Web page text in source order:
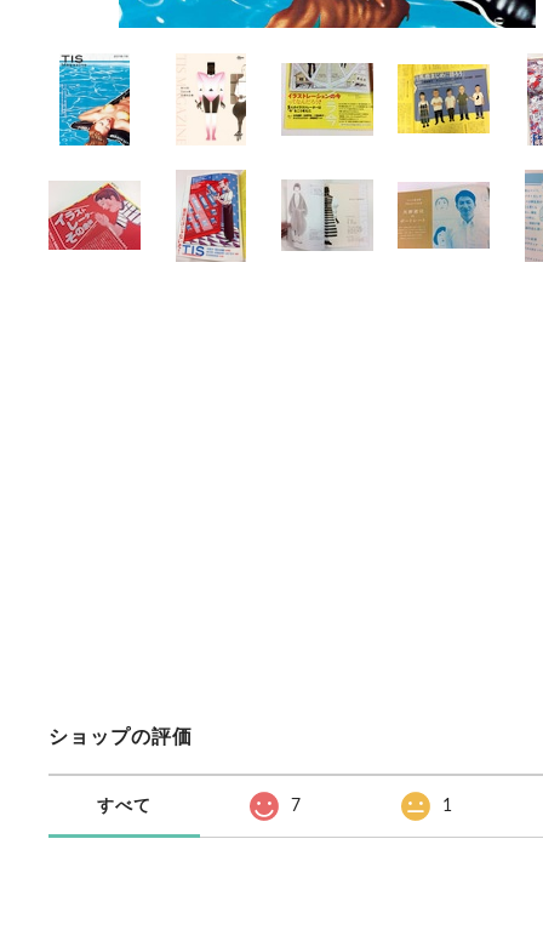
ショップの評価
すべて 7 1